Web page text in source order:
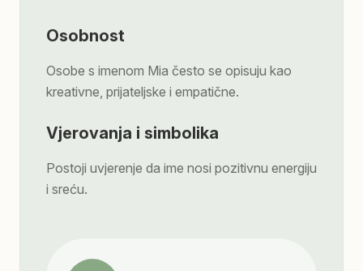
Osobnost
Osobe s imenom Mia često se opisuju kao
kreativne, prijateljske i empatične.
Vjerovanja i simbolika
Postoji uvjerenje da ime nosi pozitivnu energiju
i sreću.